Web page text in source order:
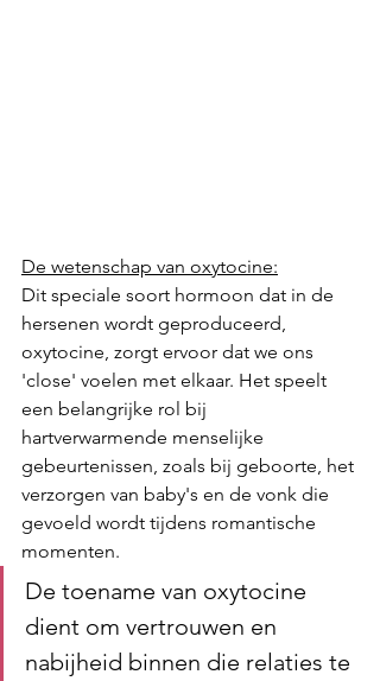
De wetenschap van oxytocine:
Dit speciale soort hormoon dat in de
hersenen wordt geproduceerd,
oxytocine, zorgt ervoor dat we ons
'close' voelen met elkaar. Het speelt
een belangrijke rol bij
hartverwarmende menselijke
gebeurtenissen, zoals bij geboorte, het
verzorgen van baby's en de vonk die
gevoeld wordt tijdens romantische
momenten.
De toename van oxytocine
dient om vertrouwen en
nabijheid binnen die relaties te